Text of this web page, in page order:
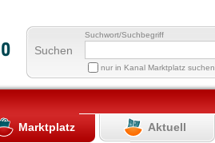
Suchen
Suchwort/Suchbegriff
nur in Kanal Marktplatz suchen
Marktplatz Aktuell